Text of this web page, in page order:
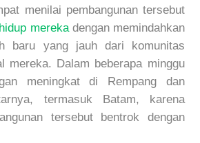
menilai pembangunan tersebut
merekadengan memindahkan
baru yang jauh dari komunitas
mereka. Dalam beberapa minggu
meningkat di Rempang dan
termasuk Batam, karena
tersebut bentrok dengan